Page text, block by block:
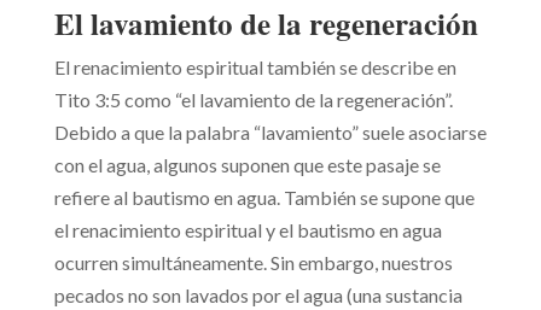
El lavamiento de la regeneración
El renacimiento espiritual también se describe en
Tito 3:5 como “el lavamiento de la regeneración”.
Debido a que la palabra “lavamiento” suele asociarse
con el agua, algunos suponen que este pasaje se
refiere al bautismo en agua. También se supone que
el renacimiento espiritual y el bautismo en agua
ocurren simultáneamente. Sin embargo, nuestros
pecados no son lavados por el agua (una sustancia